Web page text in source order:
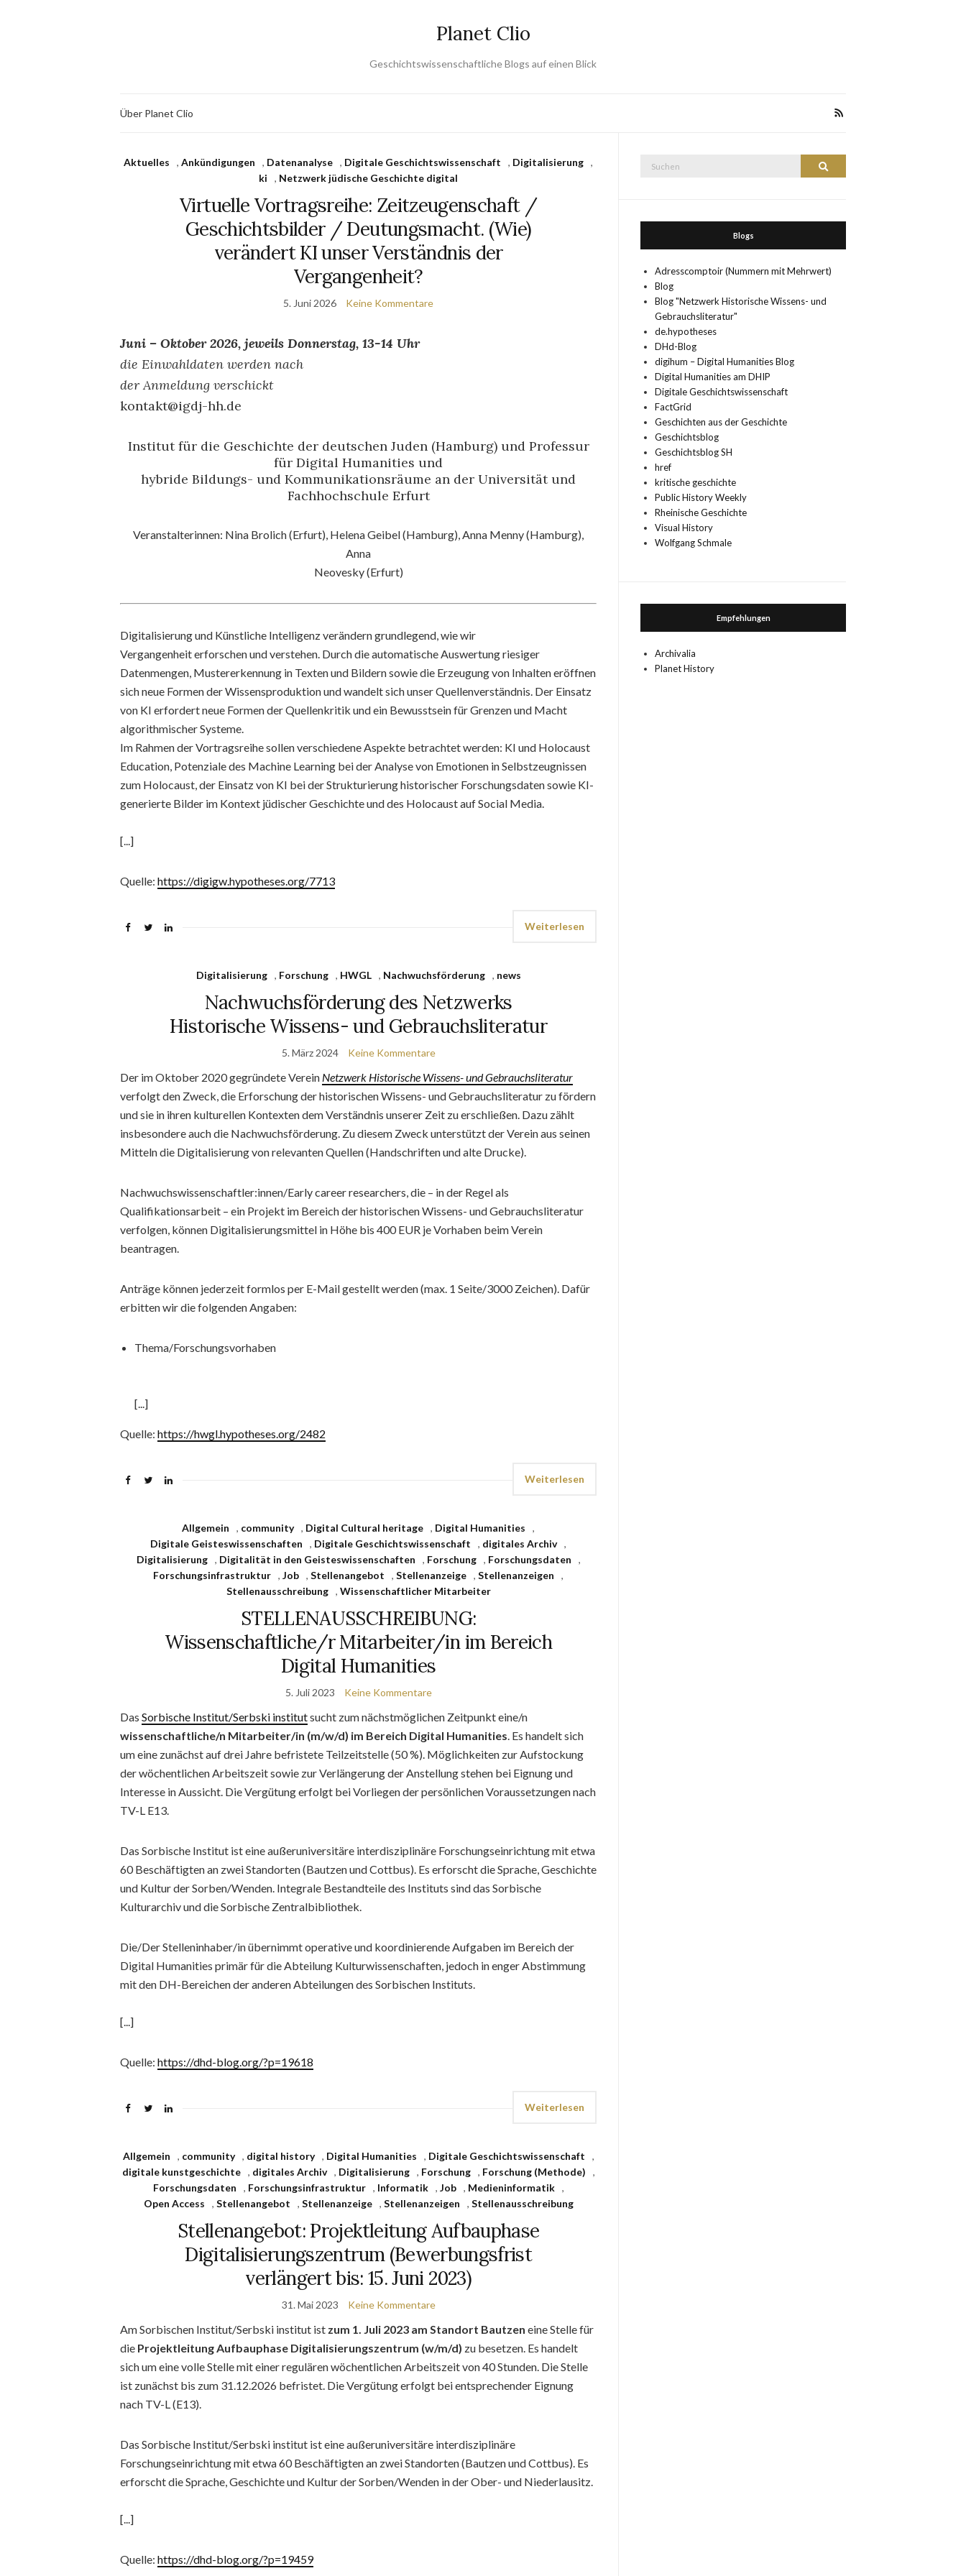
Planet Clio
Geschichtswissenschaftliche Blogs auf einen Blick
Über Planet Clio
Aktuelles ,Ankündigungen , Datenanalyse , Digitale Geschichtswissenschaft , Digitalisierung ,
ki
, Netzwerk jüdische Geschichte digital
Virtuelle Vortragsreihe: Zeitzeugenschaft /
Geschichtsbilder / Deutungsmacht. (Wie)
verändert KI unser Verständnis der
Vergangenheit?
5. Juni 2026 Keine Kommentare
Juni – Oktober 2026, jeweils Donnerstag, 13-14 Uhr
die Einwahldaten werden nach
der Anmeldung verschickt
kontakt@igdj-hh.de
Institut für die Geschichte der deutschen Juden (Hamburg) und Professur
für Digital Humanities und
hybride Bildungs- und Kommunikationsräume an der Universität und
Fachhochschule Erfurt
Veranstalterinnen: Nina Brolich (Erfurt), Helena Geibel (Hamburg), Anna Menny (Hamburg),
Anna
Neovesky (Erfurt)
Digitalisierung und Künstliche Intelligenz verändern grundlegend, wie wir
Vergangenheit erforschen und verstehen. Durch die automatische Auswertung riesiger
Datenmengen, Mustererkennung in Texten und Bildern sowie die Erzeugung von Inhalten eröffnen
sich neue Formen der Wissensproduktion und wandelt sich unser Quellenverständnis. Der Einsatz
von KI erfordert neue Formen der Quellenkritik und ein Bewusstsein für Grenzen und Macht
algorithmischer Systeme.
Im Rahmen der Vortragsreihe sollen verschiedene Aspekte betrachtet werden: KI und Holocaust
Education, Potenziale des Machine Learning bei der Analyse von Emotionen in Selbstzeugnissen
zum Holocaust, der Einsatz von KI bei der Strukturierung historischer Forschungsdaten sowie KI-
generierte Bilder im Kontext jüdischer Geschichte und des Holocaust auf Social Media.
[...]
Quelle: https://digigw.hypotheses.org/7713
Weiterlesen
Digitalisierung , Forschung , HWGL , Nachwuchsförderung , news
Nachwuchsförderung des Netzwerks
Historische Wissens- und Gebrauchsliteratur
5. März 2024 Keine Kommentare
Der im Oktober 2020 gegründete Verein Netzwerk Historische Wissens- und Gebrauchsliteratur
verfolgt den Zweck, die Erforschung der historischen Wissens- und Gebrauchsliteratur zu fördern
und sie in ihren kulturellen Kontexten dem Verständnis unserer Zeit zu erschließen. Dazu zählt
insbesondere auch die Nachwuchsförderung. Zu diesem Zweck unterstützt der Verein aus seinen
Mitteln die Digitalisierung von relevanten Quellen (Handschriften und alte Drucke).
Nachwuchswissenschaftler:innen/Early career researchers, die – in der Regel als
Qualifikationsarbeit – ein Projekt im Bereich der historischen Wissens- und Gebrauchsliteratur
verfolgen, können Digitalisierungsmittel in Höhe bis 400 EUR je Vorhaben beim Verein
beantragen.
Anträge können jederzeit formlos per E-Mail gestellt werden (max. 1 Seite/3000 Zeichen). Dafür
erbitten wir die folgenden Angaben:
Thema/Forschungsvorhaben
[...]
Quelle: https://hwgl.hypotheses.org/2482
Weiterlesen
Allgemein , community , Digital Cultural heritage , Digital Humanities
,
Digitale Geisteswissenschaften
, Digitale Geschichtswissenschaft , digitales Archiv ,
Digitalisierung
, Digitalität in den Geisteswissenschaften , Forschung , Forschungsdaten
,
Forschungsinfrastruktur ,Job ,Stellenangebot ,Stellenanzeige ,Stellenanzeigen
,
Stellenausschreibung
, Wissenschaftlicher Mitarbeiter
STELLENAUSSCHREIBUNG:
Wissenschaftliche/r Mitarbeiter/in im Bereich
Digital Humanities
5. Juli 2023 Keine Kommentare
Das Sorbische Institut/Serbski institutsucht zum nächstmöglichen Zeitpunkt eine/n
wissenschaftliche/n Mitarbeiter/in (m/w/d) im Bereich Digital Humanities. Es handelt sich
um eine zunächst auf drei Jahre befristete Teilzeitstelle (50 %). Möglichkeiten zur Aufstockung
der wöchentlichen Arbeitszeit sowie zur Verlängerung der Anstellung stehen bei Eignung und
Interesse in Aussicht. Die Vergütung erfolgt bei Vorliegen der persönlichen Voraussetzungen nach
TV-L E13.
Das Sorbische Institut ist eine außeruniversitäre interdisziplinäre Forschungseinrichtung mit etwa
60 Beschäftigten an zwei Standorten (Bautzen und Cottbus). Es erforscht die Sprache, Geschichte
und Kultur der Sorben/Wenden. Integrale Bestandteile des Instituts sind das Sorbische
Kulturarchiv und die Sorbische Zentralbibliothek.
Die/Der Stelleninhaber/in übernimmt operative und koordinierende Aufgaben im Bereich der
Digital Humanities primär für die Abteilung Kulturwissenschaften, jedoch in enger Abstimmung
mit den DH-Bereichen der anderen Abteilungen des Sorbischen Instituts.
[...]
Quelle: https://dhd-blog.org/?p=19618
Weiterlesen
Allgemein , community , digital history , Digital Humanities , Digitale Geschichtswissenschaft
,
digitale kunstgeschichte
, digitales Archiv , Digitalisierung , Forschung , Forschung (Methode)
,
Forschungsdaten
, Forschungsinfrastruktur , Informatik , Job , Medieninformatik
,
Open Access
, Stellenangebot , Stellenanzeige , Stellenanzeigen , Stellenausschreibung
Stellenangebot: Projektleitung Aufbauphase
Digitalisierungszentrum (Bewerbungsfrist
verlängert bis: 15. Juni 2023)
31. Mai 2023 Keine Kommentare
Am Sorbischen Institut/Serbski institut ist zum 1. Juli 2023 am Standort Bautzen eine Stelle für
die Projektleitung Aufbauphase Digitalisierungszentrum (w/m/d) zu besetzen. Es handelt
sich um eine volle Stelle mit einer regulären wöchentlichen Arbeitszeit von 40 Stunden. Die Stelle
ist zunächst bis zum 31.12.2026 befristet. Die Vergütung erfolgt bei entsprechender Eignung
nach TV-L (E13).
Das Sorbische Institut/Serbski institut ist eine außeruniversitäre interdisziplinäre
Forschungseinrichtung mit etwa 60 Beschäftigten an zwei Standorten (Bautzen und Cottbus). Es
erforscht die Sprache, Geschichte und Kultur der Sorben/Wenden in der Ober- und Niederlausitz.
[...]
Quelle: https://dhd-blog.org/?p=19459
Suchen
Blogs
Adresscomptoir (Nummern mit Mehrwert)
Blog
Blog "Netzwerk Historische Wissens- und
Gebrauchsliteratur"
de.hypotheses
DHd-Blog
digihum – Digital Humanities Blog
Digital Humanities am DHIP
Digitale Geschichtswissenschaft
FactGrid
Geschichten aus der Geschichte
Geschichtsblog
Geschichtsblog SH
href
kritische geschichte
Public History Weekly
Rheinische Geschichte
Visual History
Wolfgang Schmale
Empfehlungen
Archivalia
Planet History